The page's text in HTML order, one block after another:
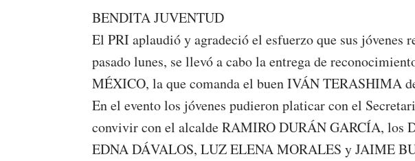
BENDITA JUVENTUD
El PRI aplaudió y agradeció el esfuerzo que sus jóvenes
pasado lunes, se llevó a cabo la entrega de
MÉXICO, la que comanda el buen IVÁN TERASHIMA
En el evento los jóvenes pudieron platicar con el
convivir con el alcalde RAMIRO DURÁN GARCÍA, los
EDNA DÁVALOS, LUZ ELENA MORALES y JAIME